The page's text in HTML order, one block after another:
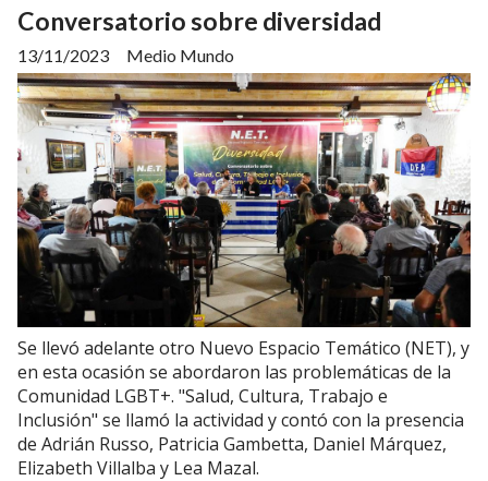
Conversatorio sobre diversidad
Medio Mundo
13/11/2023
Se llevó adelante otro Nuevo Espacio Temático (NET), y
en esta ocasión se abordaron las problemáticas de la
Comunidad LGBT+. "Salud, Cultura, Trabajo e
Inclusión" se llamó la actividad y contó con la presencia
de Adrián Russo, Patricia Gambetta, Daniel Márquez,
Elizabeth Villalba y Lea Mazal.